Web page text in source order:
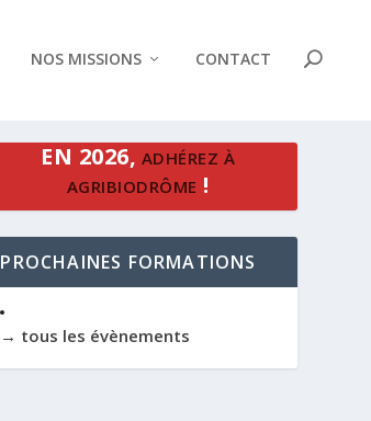
NOS MISSIONS CONTACT
EN 2026, ADHÉREZ À
AGRIBIODRÔME !
PROCHAINES FORMATIONS
→ tous les évènements